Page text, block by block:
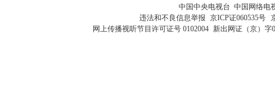
中国中央电视台 中国网络电
违法和不良信息举报 京ICP证060535号
网上传播视听节目许可证号 0102004 新出网证（京）